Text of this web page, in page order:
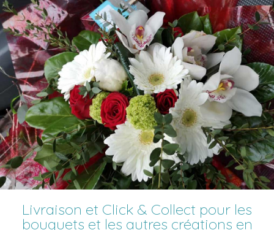
Livraison et Click & Collect pour les
bouquets et les autres créations en